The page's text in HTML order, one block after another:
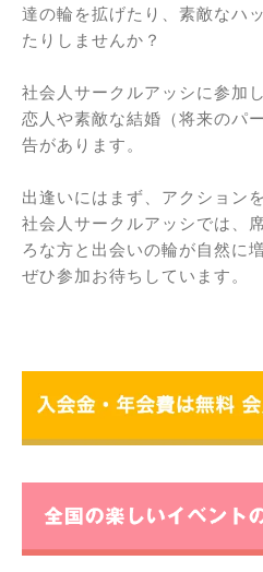
達の輪を拡げたり、素敵なハ
たりしませんか？
社会人サークルアッシに参加
恋人や素敵な結婚（将来のパ
告があります。
出逢いにはまず、アクション
社会人サークルアッシでは、
ろな方と出会いの輪が自然に
ぜひ参加お待ちしています。